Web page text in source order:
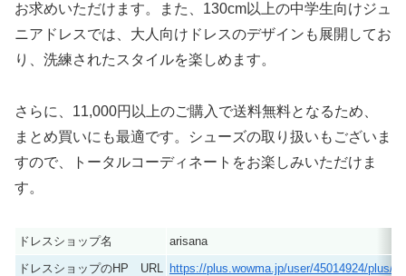
お求めいただけます。また、130cm以上の中学生向けジュ
ニアドレスでは、大人向けドレスのデザインも展開してお
り、洗練されたスタイルを楽しめます。
さらに、11,000円以上のご購入で送料無料となるため、
まとめ買いにも最適です。シューズの取り扱いもございま
すので、トータルコーディネートをお楽しみいただけま
す。
ドレスショップ名
arisana
ドレスショップのHP URL
https://plus.wowma.jp/user/45014924/plus/